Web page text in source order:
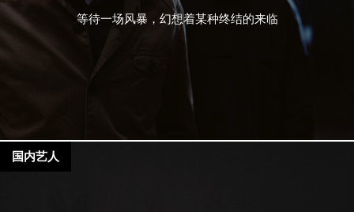
等待一场风暴，幻想着某种终结的来临
国内艺人